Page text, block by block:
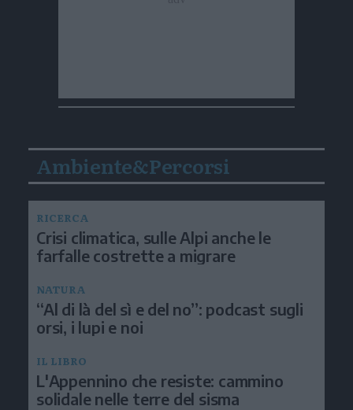
Ambiente&Percorsi
RICERCA
Crisi climatica, sulle Alpi anche le
farfalle costrette a migrare
NATURA
“Al di là del sì e del no”: podcast sugli
orsi, i lupi e noi
IL LIBRO
L'Appennino che resiste: cammino
solidale nelle terre del sisma